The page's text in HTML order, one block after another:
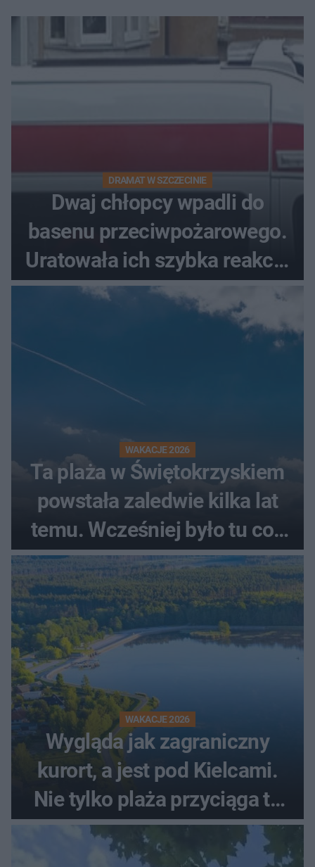
DRAMAT W SZCZECINIE
Dwaj chłopcy wpadli do
basenu przeciwpożarowego.
Uratowała ich szybka reakcja
świadków
WAKACJE 2026
Ta plaża w Świętokrzyskiem
powstała zaledwie kilka lat
temu. Wcześniej było tu coś
zupełnie innego
WAKACJE 2026
Wygląda jak zagraniczny
kurort, a jest pod Kielcami.
Nie tylko plaża przyciąga tu
ludzi